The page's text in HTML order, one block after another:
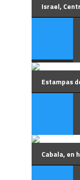
Israel,
Estampas
Cabala, en